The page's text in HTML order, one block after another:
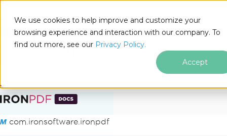
We use cookies to help improve and customize your
browsing experience and interaction with our company. To
find out more, see our Privacy Policy.
Accept
フッターコンテンツにスキップ
Docs
com.ironsoftware.ironpdf